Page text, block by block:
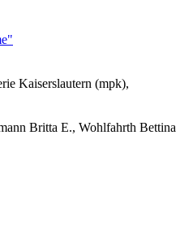
Kaiserslautern (mpk),
Britta E., Wohlfahrth Bettina